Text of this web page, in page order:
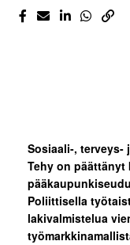
Sosiaali-, terveys-
Tehy on
Poliittisella
lakivalmistelua